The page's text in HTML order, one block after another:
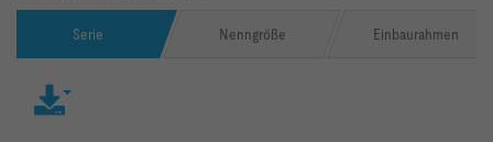
Serie Nenngröße Einbaurahmen